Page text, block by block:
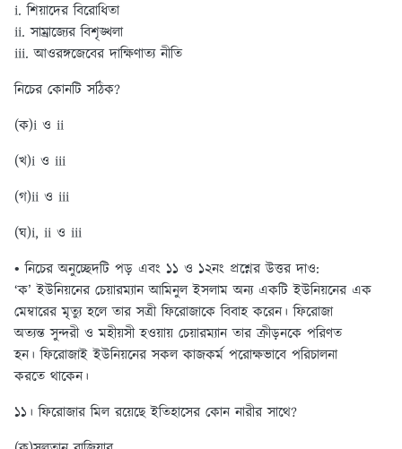
i. শিয়াদের বিরোধিতা
ii. সাম্রাজ্যের বিশৃঙ্খলা
iii. আওরঙ্গজেবের দাক্ষিণাত্য নীতি
নিচের কোনটি সঠিক?
(ক)i ও ii
(খ)i ও iii
(গ)ii ও iii
(ঘ)i, ii ও iii
• নিচের অনুচ্ছেদটি পড় এবং ১১ ও ১২নং প্রশ্নের উত্তর দাও:
‘ক’ ইউনিয়নের চেয়ারম্যান আমিনুল ইসলাম অন্য একটি ইউনিয়নের এক
মেম্বারের মৃত্যু হলে তার সত্রী ফিরোজাকে বিবাহ করেন। ফিরোজা
অত্যন্ত সুন্দরী ও মহীয়সী হওয়ায় চেয়ারম্যান তার ক্রীড়নকে পরিণত
হন। ফিরোজাই ইউনিয়নের সকল কাজকর্ম পরোক্ষভাবে পরিচালনা
করতে থাকেন।
১১। ফিরোজার মিল রয়েছে ইতিহাসের কোন নারীর সাথে?